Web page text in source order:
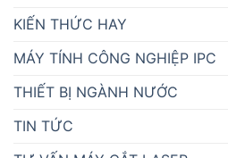
KIẾN THỨC HAY
MÁY TÍNH CÔNG NGHIỆP IPC
THIẾT BỊ NGÀNH NƯỚC
TIN TỨC